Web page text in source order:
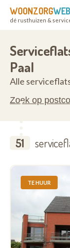
WOONZORGWEB
dé rusthuizen &
Paal
Alle
Zoek op
51
TE HUUR